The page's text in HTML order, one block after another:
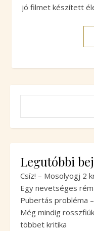
jó filmet készített
Legutóbbi
Csíz! – Mosolyogj 2
Egy nevetséges
Pubertás probléma
Még mindig
többet kritika